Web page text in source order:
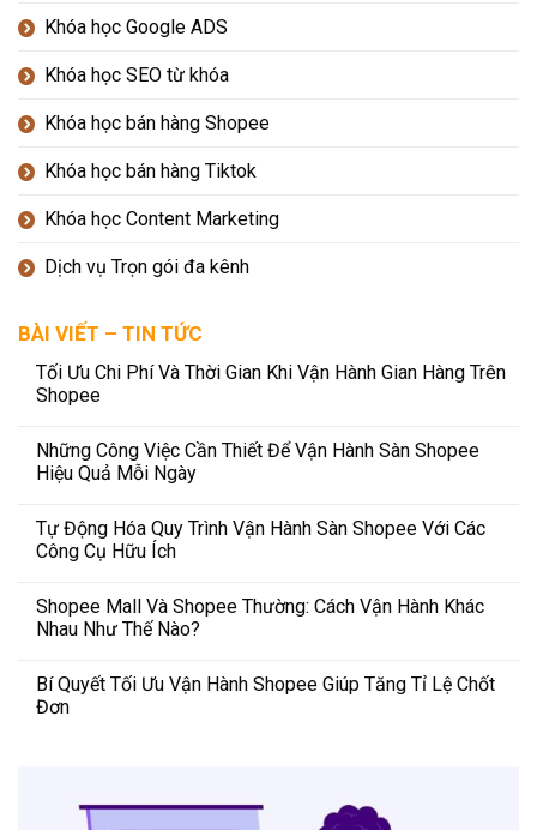
Khóa học Google ADS
Khóa học SEO từ khóa
Khóa học bán hàng Shopee
Khóa học bán hàng Tiktok
Khóa học Content Marketing
Dịch vụ Trọn gói đa kênh
BÀI VIẾT – TIN TỨC
Tối Ưu Chi Phí Và Thời Gian Khi Vận Hành Gian Hàng Trên
Shopee
Những Công Việc Cần Thiết Để Vận Hành Sàn Shopee
Hiệu Quả Mỗi Ngày
Tự Động Hóa Quy Trình Vận Hành Sàn Shopee Với Các
Công Cụ Hữu Ích
Shopee Mall Và Shopee Thường: Cách Vận Hành Khác
Nhau Như Thế Nào?
Bí Quyết Tối Ưu Vận Hành Shopee Giúp Tăng Tỉ Lệ Chốt
Đơn